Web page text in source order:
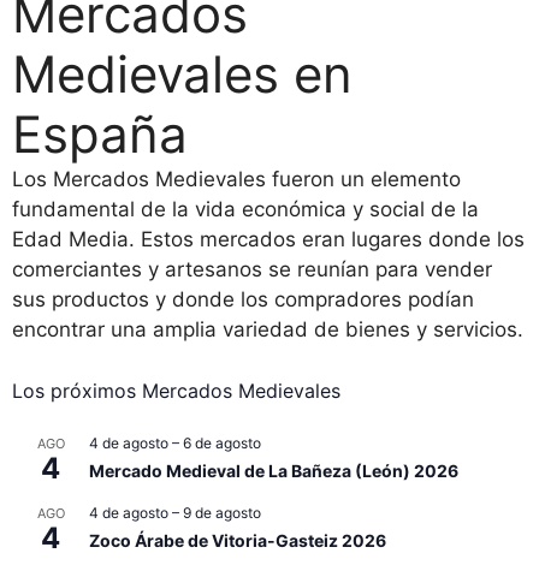
Mercados
Medievales en
España
Los Mercados Medievales fueron un elemento
fundamental de la vida económica y social de la
Edad Media. Estos mercados eran lugares donde los
comerciantes y artesanos se reunían para vender
sus productos y donde los compradores podían
encontrar una amplia variedad de bienes y servicios.
Los próximos Mercados Medievales
AGO
4
4 de agosto – 6 de agosto
Mercado Medieval de La Bañeza (León) 2026
AGO
4
4 de agosto – 9 de agosto
Zoco Árabe de Vitoria-Gasteiz 2026